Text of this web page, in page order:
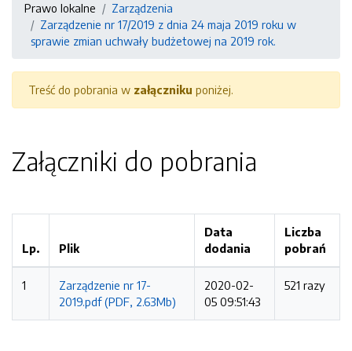
Prawo lokalne
Zarządzenia
Zarządzenie nr 17/2019 z dnia 24 maja 2019 roku w
sprawie zmian uchwały budżetowej na 2019 rok.
Treść do pobrania w załączniku poniżej.
Załączniki do pobrania
Lp. Plik
Data
dodania
Liczba
pobrań
1
Zarządzenie nr 17-
2019.pdf (PDF, 2.63Mb)
2020-02-
05 09:51:43
521 razy